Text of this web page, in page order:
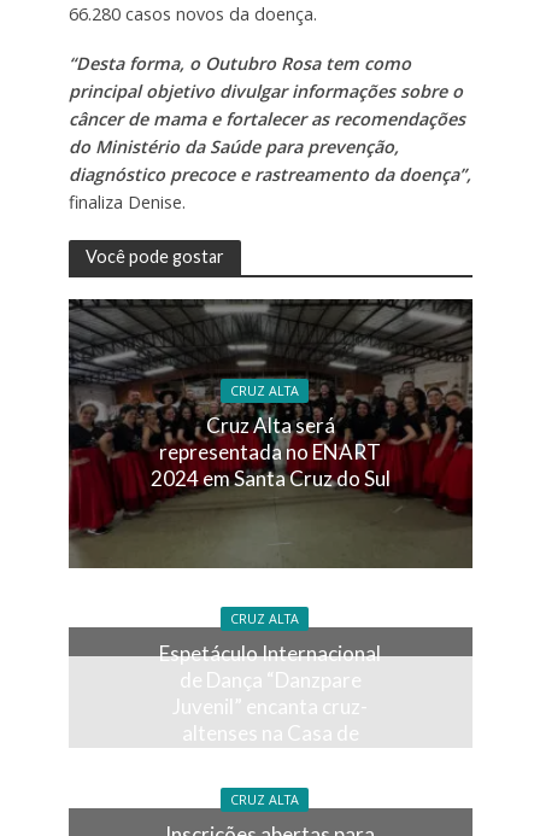
66.280 casos novos da doença.
“Desta forma, o Outubro Rosa tem como
principal objetivo divulgar informações sobre o
câncer de mama e fortalecer as recomendações
do Ministério da Saúde para prevenção,
diagnóstico precoce e rastreamento da doença”,
finaliza Denise.
Você pode gostar
CRUZ ALTA
Cruz Alta será
representada no ENART
2024 em Santa Cruz do Sul
CRUZ ALTA
Espetáculo Internacional
de Dança “Danzpare
Juvenil” encanta cruz-
altenses na Casa de
CRUZ ALTA